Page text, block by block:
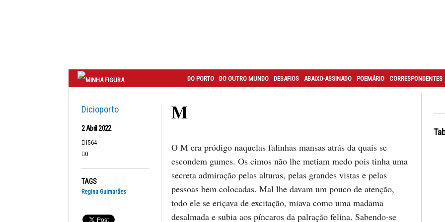
DO PORTO DO OUTRO MUNDO DESAFIOS ABAIXO-ASSINADO POEMÁRIO CORRESPONDENTES
Dicioporto
2 Abril 2022
1564
0
TAGS
Regina Guimarães
M
O M era pródigo naquelas falinhas mansas atrás da quais se
escondem gumes. Os cimos não lhe metiam medo pois tinha uma
secreta admiração pelas alturas, pelas grandes vistas e pelas
pessoas bem colocadas. Mal lhe davam um pouco de atenção,
todo ele se eriçava de excitação, miava como uma madama
desalmada e subia aos píncaros da palração felina. Sabendo-se